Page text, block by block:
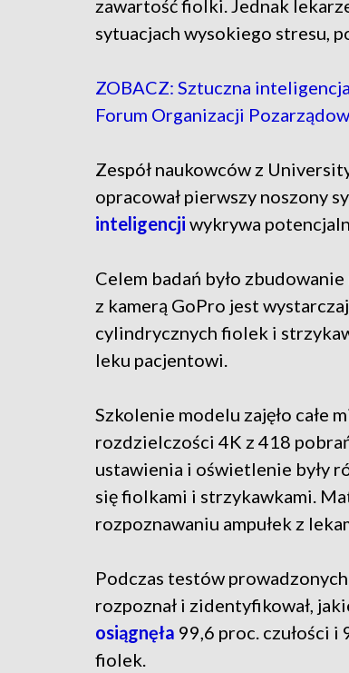
zawartość fiolki. Jednak
sytuacjach wysokiego stresu,
ZOBACZ: Sztuczna
Forum Organizacji
Zespół naukowców z
opracował pierwszy noszony
inteligencji wykrywa
Celem badań było
z kamerą GoPro jest
cylindrycznych fiolek i
leku pacjentowi.
Szkolenie modelu zajęło całe
rozdzielczości 4K z 418
ustawienia i oświetlenie były
się fiolkami i strzykawkami.
rozpoznawaniu ampułek z
Podczas testów
rozpoznał i zidentyfikował,
osiągnęła 99,6 proc. czułości
fiolek.